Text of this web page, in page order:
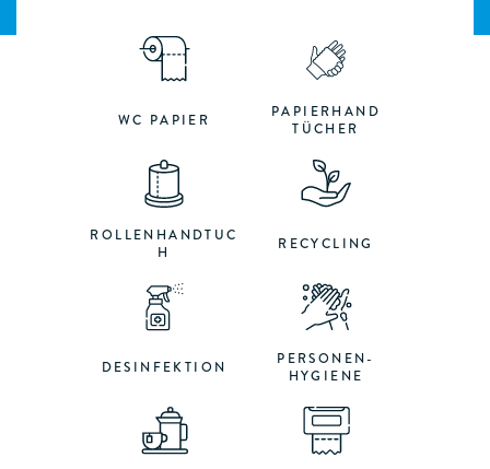
WC PAPIER
PAPIERHAND
TÜCHER
ROLLENHANDTUC
H
RECYCLING
DESINFEKTION
PERSONEN-
HYGIENE